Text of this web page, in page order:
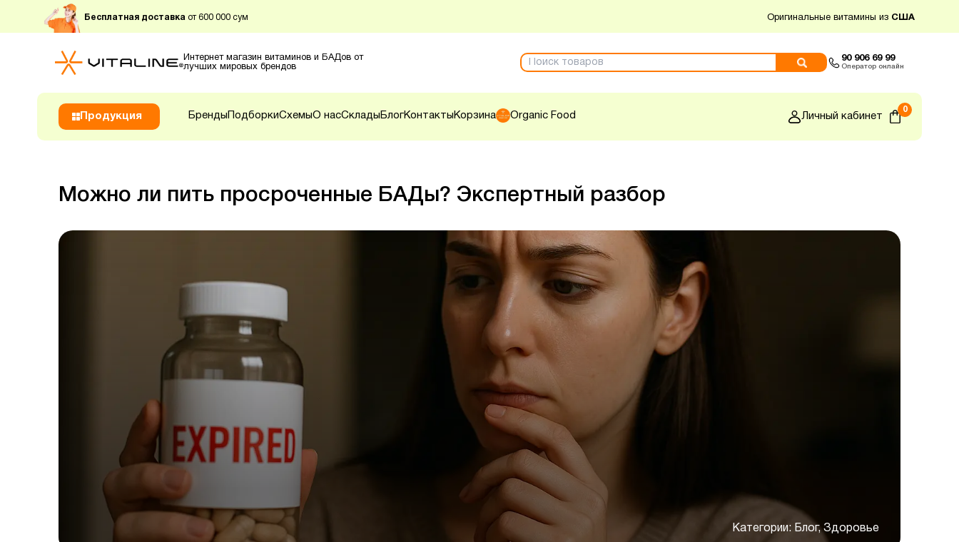
Бесплатная доставка от 600 000 сум Оригинальные витамины из США
Интернет магазин витаминов и БАДов от
лучших мировых брендов
90 906 69 99
Оператор онлайн
Продукция Бренды ПодборкиСхемыО насСклады БлогКонтакты Корзина Organic Food Личный кабинет
0
Можно ли пить просроченные БАДы? Экспертный разбор
Категории: Блог, Здоровье